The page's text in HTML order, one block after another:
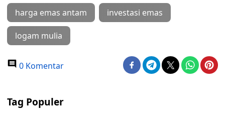
harga emas antam investasi emas
logam mulia
0 Komentar
Tag Populer